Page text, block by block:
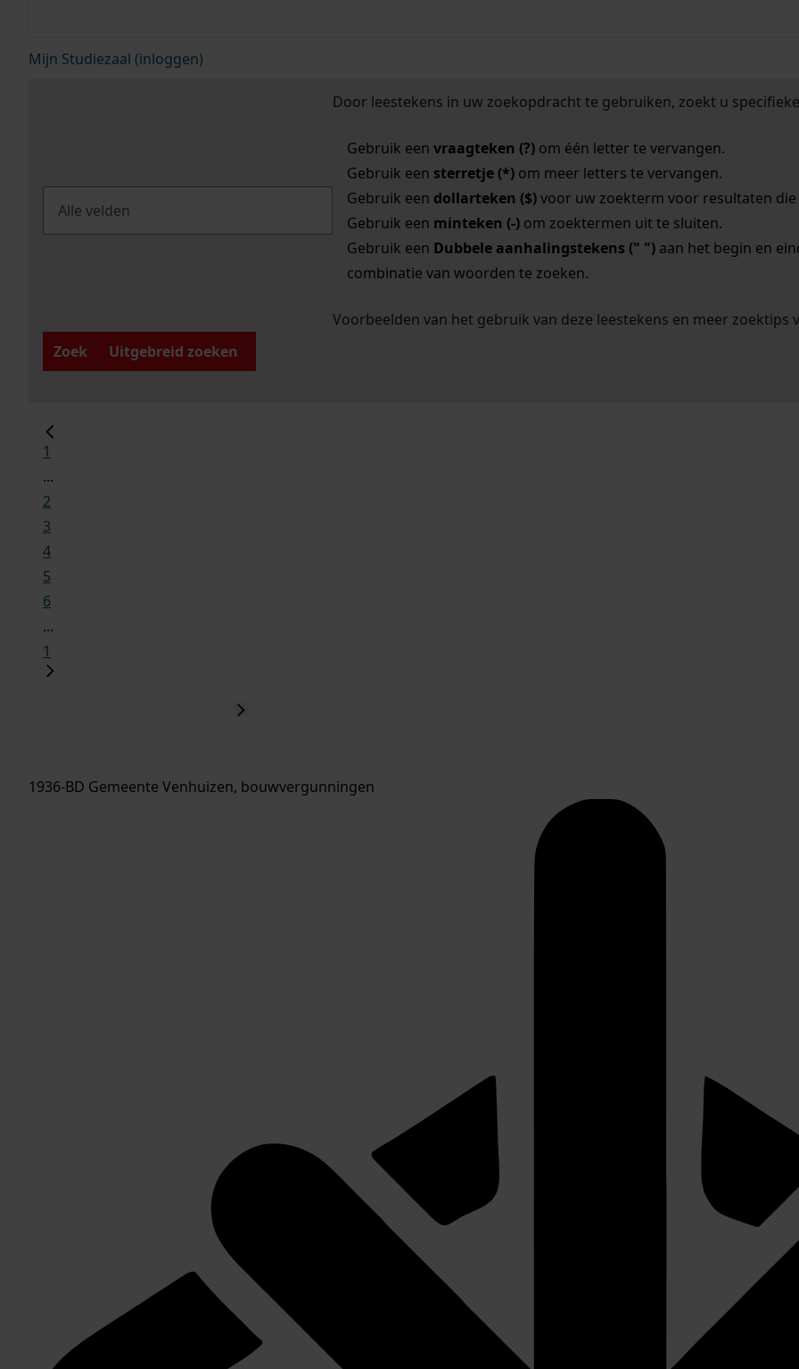
Mijn Studiezaal (inloggen)
Door leestekens in uw zoekopdracht te gebruiken, zoekt u
Gebruik een vraagteken (?)om één letter te vervangen.
Gebruik een sterretje (*)om meer letters te vervangen.
Gebruik een dollarteken ($)voor uw zoekterm voor resultaten die
Gebruik een minteken (-)om zoektermen uit te sluiten.
Gebruik een Dubbele aanhalingstekens (" ")aan het begin en
combinatie van woorden te zoeken.
Voorbeelden van het gebruik van deze leestekens en meer zoektips
Zoek
Uitgebreid zoeken
1
...
2
3
4
5
6
...
1
1936-BD Gemeente Venhuizen, bouwvergunningen